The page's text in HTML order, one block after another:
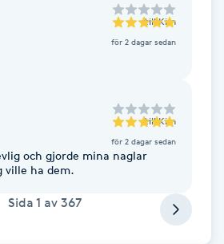
till Kim
för 2 dagar sedan
till Kim
för 2 dagar sedan
och gjorde mina naglar
ville ha dem.
Sida 1 av 367